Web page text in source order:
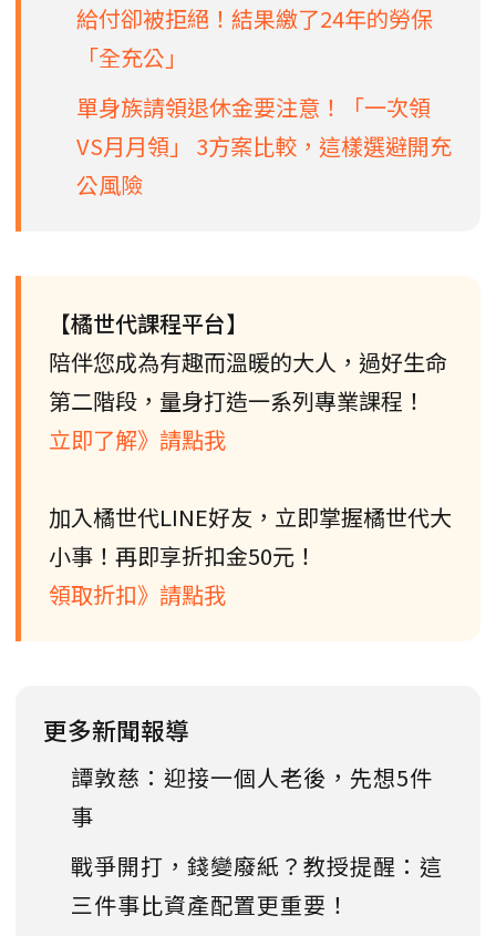
給付卻被拒絕！結果繳了24年的勞保
「全充公」
單身族請領退休金要注意！「一次領
VS月月領」 3方案比較，這樣選避開充
公風險
【橘世代課程平台】
陪伴您成為有趣而溫暖的大人，過好生命
第二階段，量身打造一系列專業課程！
立即了解》請點我
加入橘世代LINE好友，立即掌握橘世代大
小事！再即享折扣金50元！
領取折扣》請點我
更多新聞報導
譚敦慈：迎接一個人老後，先想5件
事
戰爭開打，錢變廢紙？教授提醒：這
三件事比資產配置更重要！